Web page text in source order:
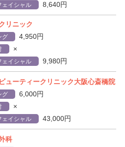
ェイシャル 8,640円
リニック
グ 4,950円
×
ェイシャル 9,980円
ューティークリニック大阪心斎橋院
グ 6,000円
×
ェイシャル 43,000円
科